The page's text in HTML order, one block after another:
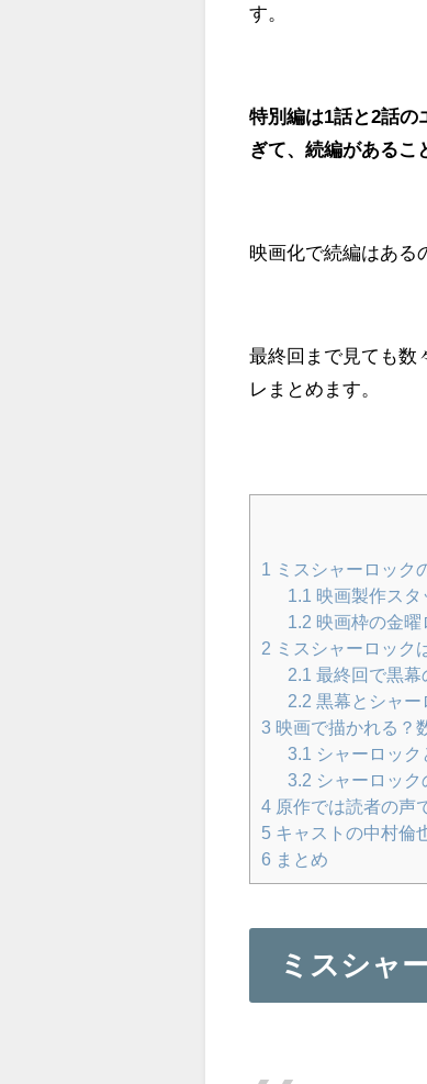
す。
特別編は1話と2話の
ぎて、続編があるこ
映画化で続編はある
最終回まで見ても数
レまとめます。
1
ミスシャーロック
1.1
映画製作スタ
1.2 映画枠の金曜
2 ミスシャーロック
2.1 最終回で黒幕
2.2 黒幕とシャー
3 映画で描かれる？
3.1
シャーロッ
3.2 シャーロック
4 原作では読者の声
5 キャストの中村倫
6 まとめ
ミスシャ